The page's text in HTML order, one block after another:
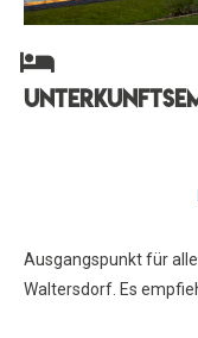
Ausgangspunkt für
Waltersdorf. Es